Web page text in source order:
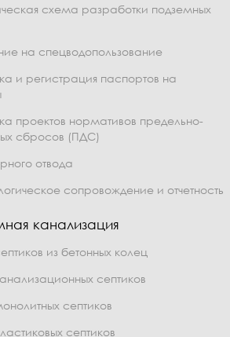
схема разработки подземных
на спецводопользование
и регистрация паспортов на
проектов нормативов предельно-
сбросов (ПДС)
отвода
сопровождение и отчетность
канализация
из бетонных колец
септиков
септиков
септиков